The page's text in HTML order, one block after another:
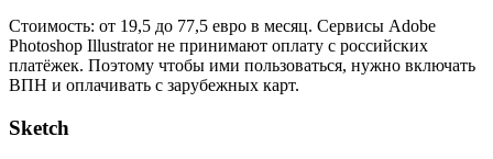
Стоимость: от 19,5 до 77,5 евро в месяц. Сервисы Adobe
Photoshop Illustrator не принимают оплату с российских
платёжек. Поэтому чтобы ими пользоваться, нужно включать
ВПН и оплачивать с зарубежных карт.
Sketch